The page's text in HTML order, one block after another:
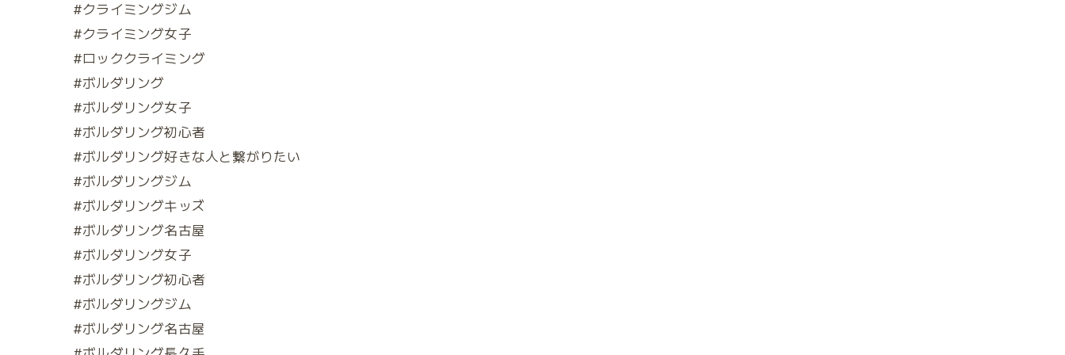
#クライミングジム
#クライミング女子
#ロッククライミング
#ボルダリング
#ボルダリング女子
#ボルダリング初心者
#ボルダリング好きな人と繋がりたい
#ボルダリングジム
#ボルダリングキッズ
#ボルダリング名古屋
#ボルダリング女子
#ボルダリング初心者
#ボルダリングジム
#ボルダリング名古屋